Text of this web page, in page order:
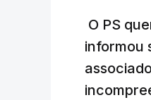
O PS
informou